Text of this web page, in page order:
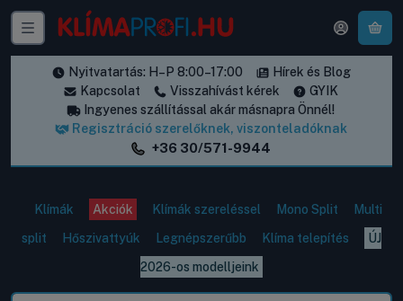
Nyitvatartás: H–P 8:00–17:00
Hírek és Blog
Kapcsolat
Visszahívást kérek
GYIK
Ingyenes szállítással akár másnapra Önnél!
Regisztráció szerelőknek, viszonteladóknak
+36 30/571-9944
Klímák Akciók Klímák szereléssel Mono Split
Multi
split
Hőszivattyúk Legnépszerűbb Klíma telepítés
ÚJ
2026-os modelljeink